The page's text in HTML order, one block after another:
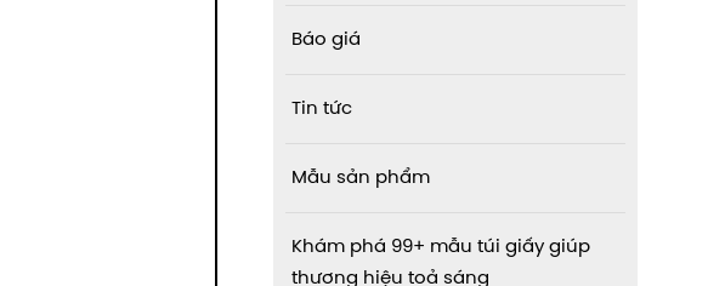
Báo giá
Tin tức
Mẫu sản phẩm
Khám phá 99+ mẫu túi giấy giúp
thương hiệu toả sáng